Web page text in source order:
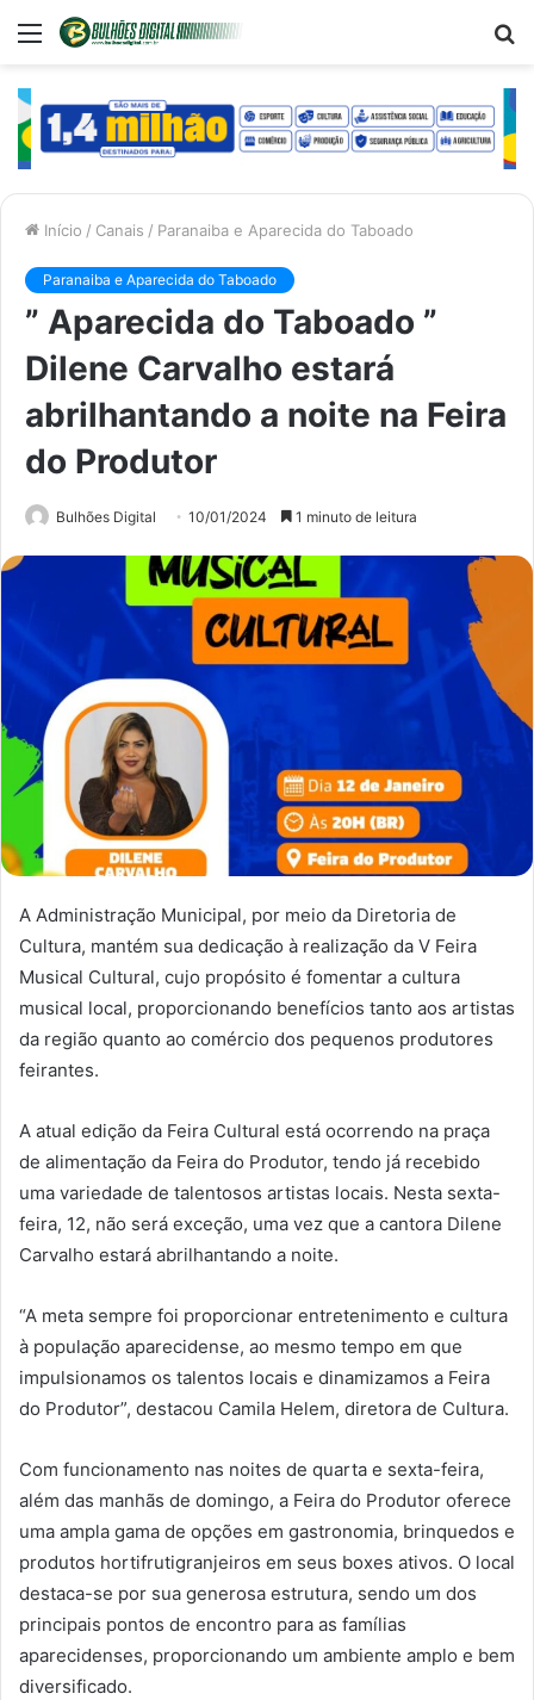
Menu
Início / Canais / Paranaiba e Aparecida do Taboado
Paranaiba e Aparecida do Taboado
” Aparecida do Taboado ”
Dilene Carvalho estará
abrilhantando a noite na Feira
do Produtor
Bulhões Digital 10/01/2024 1 minuto de leitura
A Administração Municipal, por meio da Diretoria de
Cultura, mantém sua dedicação à realização da V Feira
Musical Cultural, cujo propósito é fomentar a cultura
musical local, proporcionando benefícios tanto aos artistas
da região quanto ao comércio dos pequenos produtores
feirantes.
A atual edição da Feira Cultural está ocorrendo na praça
de alimentação da Feira do Produtor, tendo já recebido
uma variedade de talentosos artistas locais. Nesta sexta-
feira, 12, não será exceção, uma vez que a cantora Dilene
Carvalho estará abrilhantando a noite.
“A meta sempre foi proporcionar entretenimento e cultura
à população aparecidense, ao mesmo tempo em que
impulsionamos os talentos locais e dinamizamos a Feira
do Produtor”, destacou Camila Helem, diretora de Cultura.
Com funcionamento nas noites de quarta e sexta-feira,
além das manhãs de domingo, a Feira do Produtor oferece
uma ampla gama de opções em gastronomia, brinquedos e
produtos hortifrutigranjeiros em seus boxes ativos. O local
destaca-se por sua generosa estrutura, sendo um dos
principais pontos de encontro para as famílias
aparecidenses, proporcionando um ambiente amplo e bem
diversificado.